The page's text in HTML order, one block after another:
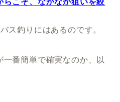
ス釣りにはあるのです。
番簡単で確実なのか、以